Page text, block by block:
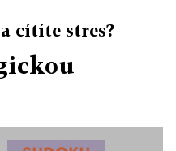
cítíte stres?